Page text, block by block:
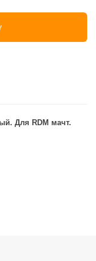
Для RDM мачт.